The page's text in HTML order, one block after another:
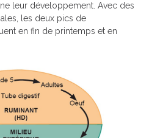
leur développement. Avec des
les deux pics de
en fin de printemps et en